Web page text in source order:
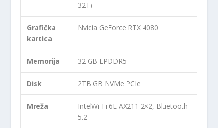
32T)
Grafička
kartica
Nvidia GeForce RTX 4080
Memorija 32 GB LPDDR5
Disk 2TB GB NVMe PCIe
Mreža
IntelWi-Fi 6E AX211 2×2, Bluetooth
5.2